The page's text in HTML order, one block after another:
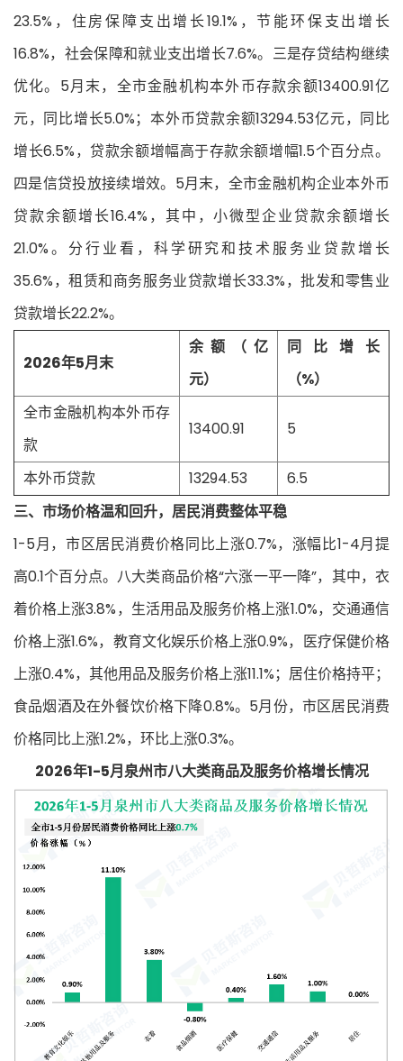
23.5%，住房保障支出增长19.1%，节能环保支出增长
16.8%，社会保障和就业支出增长7.6%。三是存贷结构继续
优化。5月末，全市金融机构本外币存款余额13400.91亿
元，同比增长5.0%；本外币贷款余额13294.53亿元，同比
增长6.5%，贷款余额增幅高于存款余额增幅1.5个百分点。
四是信贷投放接续增效。5月末，全市金融机构企业本外币
贷款余额增长16.4%，其中，小微型企业贷款余额增长
21.0%。分行业看，科学研究和技术服务业贷款增长
35.6%，租赁和商务服务业贷款增长33.3%，批发和零售业
贷款增长22.2%。
2026年5月末
余额（亿
元）
同比增长
（%）
全市金融机构本外币存
款
13400.91 5
本外币贷款 13294.53
6.5
三、市场价格温和回升，居民消费整体平稳
1-5月，市区居民消费价格同比上涨0.7%，涨幅比1-4月提
高0.1个百分点。八大类商品价格“六涨一平一降”，其中，衣
着价格上涨3.8%，生活用品及服务价格上涨1.0%，交通通信
价格上涨1.6%，教育文化娱乐价格上涨0.9%，医疗保健价格
上涨0.4%，其他用品及服务价格上涨11.1%；居住价格持平；
食品烟酒及在外餐饮价格下降0.8%。5月份，市区居民消费
价格同比上涨1.2%，环比上涨0.3%。
2026年1-5月泉州市八大类商品及服务价格增长情况